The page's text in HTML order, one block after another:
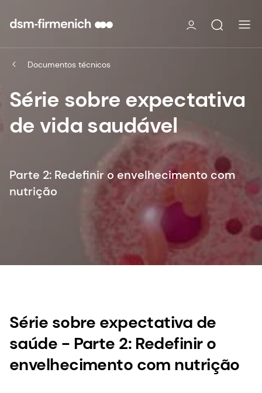
Documentos técnicos
Série sobre expectativa
de vida saudável
Parte 2: Redefinir o envelhecimento com
nutrição
Série sobre expectativa de
saúde - Parte 2: Redefinir o
envelhecimento com nutrição